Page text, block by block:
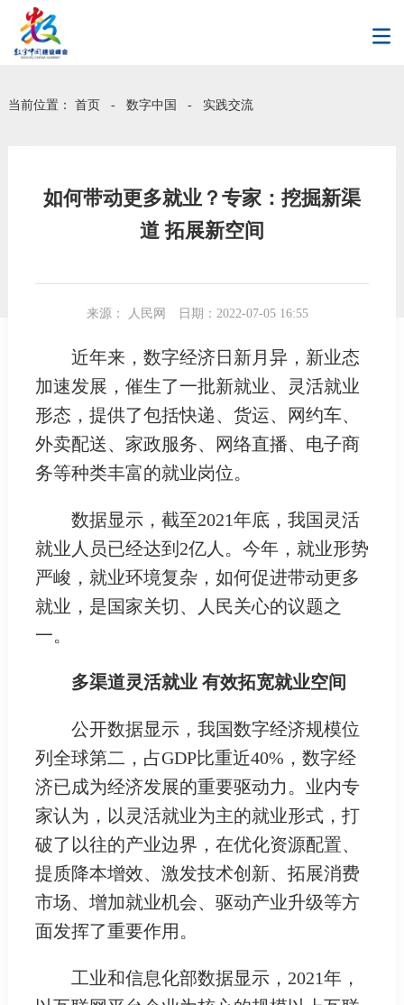
当前位置： 首页 - 数字中国 - 实践交流
如何带动更多就业？专家：挖掘新渠
道 拓展新空间
来源： 人民网 日期：2022-07-05 16:55
近年来，数字经济日新月异，新业态
加速发展，催生了一批新就业、灵活就业
形态，提供了包括快递、货运、网约车、
外卖配送、家政服务、网络直播、电子商
务等种类丰富的就业岗位。
数据显示，截至2021年底，我国灵活
就业人员已经达到2亿人。今年，就业形势
严峻，就业环境复杂，如何促进带动更多
就业，是国家关切、人民关心的议题之
一。
多渠道灵活就业 有效拓宽就业空间
公开数据显示，我国数字经济规模位
列全球第二，占GDP比重近40%，数字经
济已成为经济发展的重要驱动力。业内专
家认为，以灵活就业为主的就业形式，打
破了以往的产业边界，在优化资源配置、
提质降本增效、激发技术创新、拓展消费
市场、增加就业机会、驱动产业升级等方
面发挥了重要作用。
工业和信息化部数据显示，2021年，